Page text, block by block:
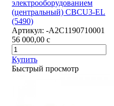
электрооборудованием
(центральный) CBCU3-EL
(5490)
Артикул: -А2С1190710001
56 000,00 c
Купить
Быстрый просмотр